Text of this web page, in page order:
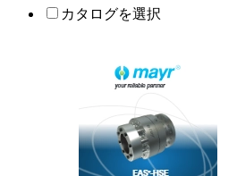
カタログを選択